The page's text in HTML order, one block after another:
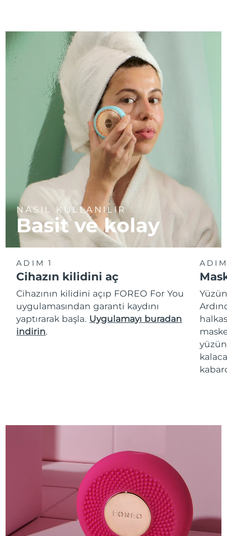
NASIL KULLANILIR
Basit ve kolay
ADIM 1
Cihazın kilidini aç
Cihazının kilidini açıp FOREO For You
uygulamasından garanti kaydını
yaptırarak başla. Uygulamayı buradan
indirin.